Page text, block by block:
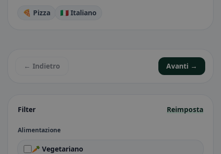
Filter Reimposta
Alimentazione
🥕 Vegetariano
🍕 Pizza 🇮🇹 Italiano
← Indietro Avanti →